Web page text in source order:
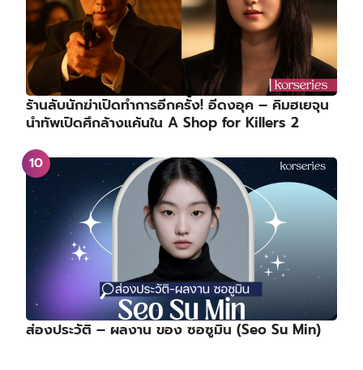
ร้านลับนักฆ่าเปิดทำการอีกครั้ง! อีดงอุค – คิมฮเยจุน
นำทัพเปิดศึกล้างแค้นใน A Shop for Killers 2
ส่องประวัติ – ผลงาน ของ ซอซูมิน (Seo Su Min)